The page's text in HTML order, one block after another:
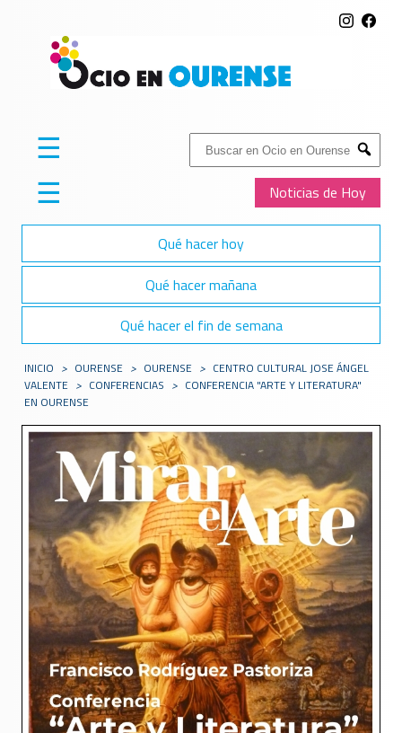
Buscar:
Submit
Noticias de Hoy
☰
☰
Qué hacer hoy
Qué hacer mañana
Qué hacer el fin de semana
INICIO > OURENSE > OURENSE > CENTRO CULTURAL JOSE ÁNGEL
VALENTE > CONFERENCIAS > CONFERENCIA "ARTE Y LITERATURA"
EN OURENSE